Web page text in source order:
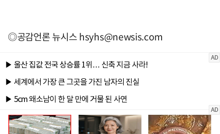
◎공감언론 뉴시스hsyhs@newsis.com